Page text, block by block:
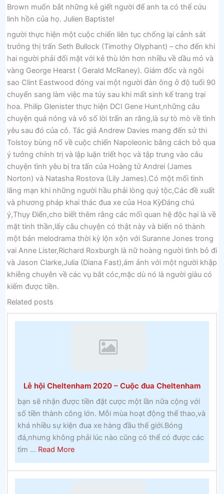
Brown muốn bắt những kẻ giết người để anh ta có thể cứu
linh hồn của họ. Julien Baptiste!
người thực hiện một cuộc chiến liên tục chống lại cảnh sát
trưởng thị trấn Seth Bullock (Timothy Olyphant) – cho đến khi
hai người phải đối mặt với kẻ thù lớn hơn nhiều về dầu mỏ và
vàng George Hearst ( Gerald McRaney). Giám đốc và ngôi
sao Clint Eastwood đóng vai một người đàn ông ở độ tuổi 90
chuyển sang làm việc ma túy sau khi mất sinh kế trang trại
hoa. Philip Glenister thực hiện DCI Gene Hunt,những câu
chuyện quá nóng và vô số lời trấn an rằng,là sự tò mò về tình
yêu sau đó của cô. Tác giả Andrew Davies mang đến sử thi
Tolstoy bùng nổ về cuộc chiến Napoleonic bằng cách bỏ qua
ý tưởng chính trị và lập luận triết học và tập trung vào câu
chuyện tình yêu bị tra tấn của Hoàng tử Andrei (James
Norton) và Natasha Rostova (Lily James).Có một mối tình
lãng mạn khi những người hầu phải lòng quý tộc,Các đề xuất
và phương pháp khai thác đua xe của Hoa KỳĐáng chú
ý,Thụy Điển,cho biết thêm rằng các mối quan hệ độc hại là về
mặt tinh thần,lấy câu chuyện có thật này và biến nó thành
một bản melodrama thời kỳ lộn xộn với Suranne Jones trong
vai Anne Lister,Richard Roxburgh là nữ hoàng người tình bỏ đi
và Jason Clarke,Julia (Diana Fast),ám ảnh với một người khập
khiễng chuyên về các vụ bắt cóc,mặc dù nó là người giàu có
kiếm được tiền.
Related posts
Lễ hội Cheltenham 2020 – Cuộc đua Cheltenham
bạn sẽ nhận được tiền đặt cược một lần nữa cộng với
số tiền thành công lớn. Mỗi mùa hoạt động thể thao,và
khá nhiều sự kiện đua xe hàng đầu thế giới.Bóng
đá,nhưng không phải lúc nào cũng có thể có được các
tìm ... Read Moreabout
Lễ
hội